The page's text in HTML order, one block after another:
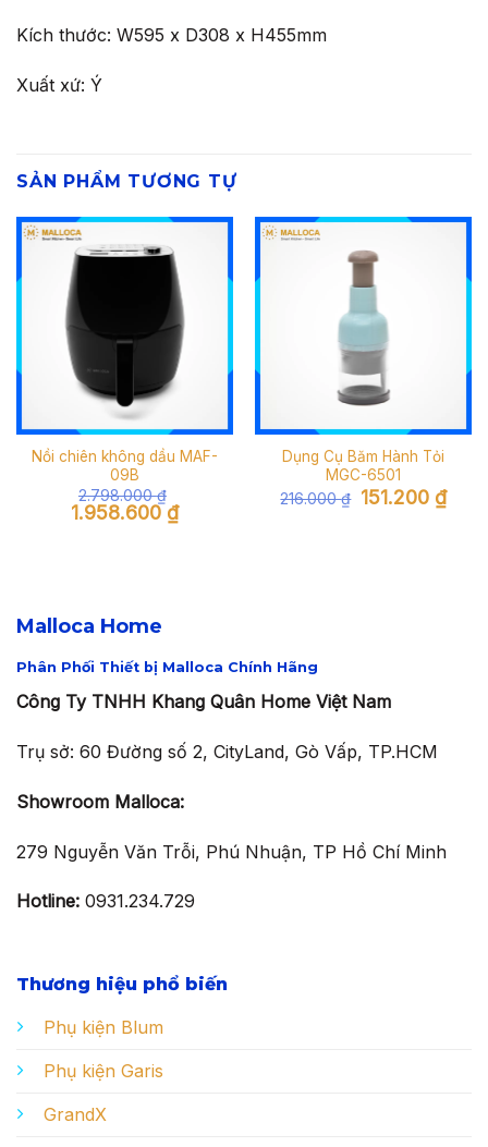
Kích thước: W595 x D308 x H455mm
Xuất xứ: Ý
SẢN PHẨM TƯƠNG TỰ
Nồi chiên không dầu MAF-
09B
2.798.000₫
Giá
gốc
1.958.600 ₫Giá
hiện
Dụng Cụ Băm Hành Tỏi
MGC-6501
216.000₫ Giá
gốc
151.200 ₫Giá
hiện
Malloca Home
Phân Phối Thiết bị Malloca Chính Hãng
Công Ty TNHH Khang Quân Home Việt Nam
Trụ sở: 60 Đường số 2, CityLand, Gò Vấp, TP.HCM
Showroom Malloca:
279 Nguyễn Văn Trỗi, Phú Nhuận, TP Hồ Chí Minh
Hotline: 0931.234.729
Thương hiệu phổ biến
Phụ kiện Blum
Phụ kiện Garis
GrandX